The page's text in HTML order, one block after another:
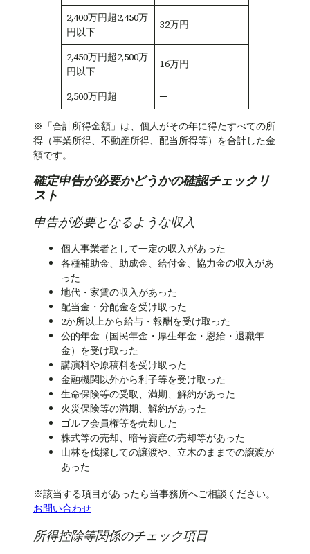
2,400万円超2,450万
円以下
32万円
2,450万円超2,500万
円以下
16万円
2,500万円超 ─
※「合計所得金額」は、個人がその年に得たすべての所
得（事業所得、不動産所得、配当所得等）を合計した金
額です。
確定申告が必要かどうかの確認チェックリ
スト
申告が必要となるような収入
個人事業者として一定の収入があった
各種補助金、助成金、給付金、協力金の収入があ
った
地代・家賃の収入があった
配当金・分配金を受け取った
2か所以上から給与・報酬を受け取った
公的年金（国民年金・厚生年金・恩給・退職年
金）を受け取った
講演料や原稿料を受け取った
金融機関以外から利子等を受け取った
生命保険等の受取、満期、解約があった
火災保険等の満期、解約があった
ゴルフ会員権等を売却した
株式等の売却、暗号資産の売却等があった
山林を伐採しての譲渡や、立木のままでの譲渡が
あった
※該当する項目があったら当事務所へご相談ください。
お問い合わせ
所得控除等関係のチェック項目